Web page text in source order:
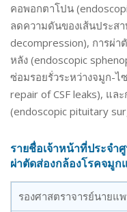
คอพอกตาโปน
ลดความดันของเส้นประส
decompression), การผ่า
หลัง (endoscopic
ซ่อมรอยรั่วระหว่างจมูก-
repair of CSF leaks), แล
(endoscopic pituitary
รายชื่อเจ้าหน้าที่ประจำ
ผ่าตัดส่องกล้องโรคจมูก
รองศาสตราจารย์นาย